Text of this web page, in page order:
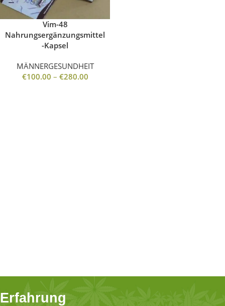
Vim-48
Nahrungsergänzungsmittel
-Kapsel
MÄNNERGESUNDHEIT
€100.00 – €280.00
Erfahrung